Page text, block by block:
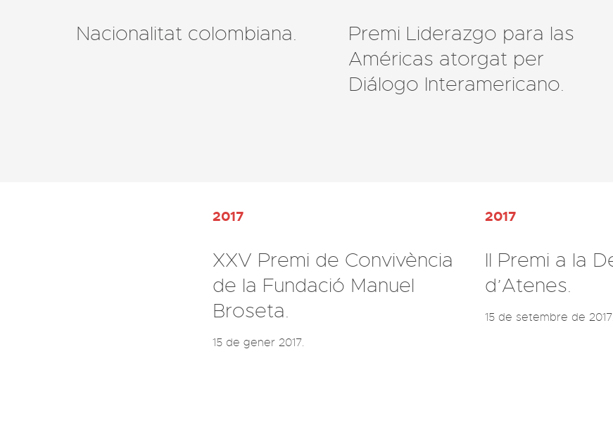
Nacionalitat colombiana.
Premi Liderazgo para las
Américas atorgat per
Diálogo Interamericano.
2017
XXV Premi de Convivència
de la Fundació Manuel
Broseta.
15 de gener 2017.
2017
II Premi a la
d’Atenes.
15 de setembre de 2017.